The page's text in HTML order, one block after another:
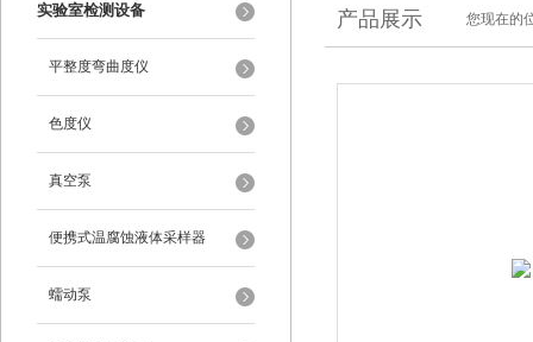
实验室检测设备
平整度弯曲度仪
色度仪
真空泵
便携式温腐蚀液体采样器
蠕动泵
产品展示 您现在的